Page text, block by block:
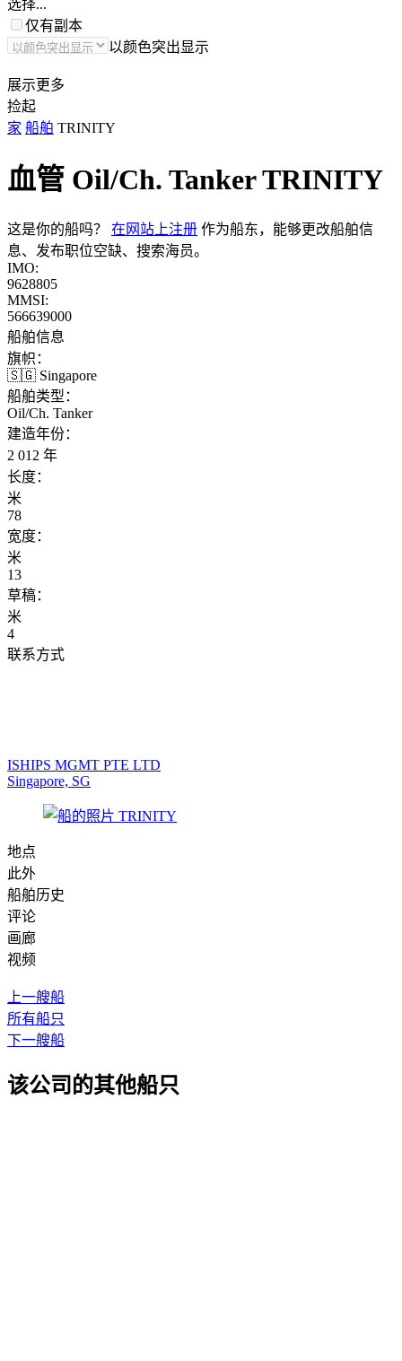
选择...
仅有副本
以颜色突出显示
展示更多
捡起
家 船舶 TRINITY
血管 Oil/Ch. TankerTRINITY
这是你的船吗？ 在网站上注册 作为船东，能够更改船舶信
息、发布职位空缺、搜索海员。
IMO:
9628805
MMSI:
566639000
船舶信息
旗帜：
🇸🇬 Singapore
船舶类型：
Oil/Ch. Tanker
建造年份：
2 012 年
长度：
米
78
宽度：
米
13
草稿：
米
4
联系方式
ISHIPS MGMT PTE LTD
Singapore, SG
地点
此外
船舶历史
评论
画廊
视频
上一艘船
所有船只
下一艘船
该公司的其他船只